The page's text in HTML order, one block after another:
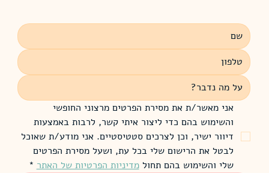
שלי והשימוש בהם תחול מדיניות הפרטיות של האתר *